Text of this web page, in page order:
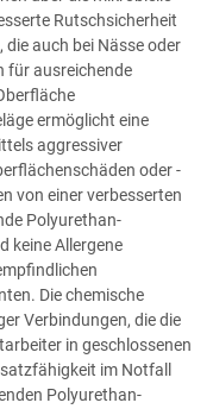
Rutschsicherheit
auch bei Nässe oder
für ausreichende
ermöglicht eine
aggressiver
oder -
von einer verbesserten
Polyurethan-
keine Allergene
Die chemische
Verbindungen, die die
in geschlossenen
im Notfall
Polyurethan-